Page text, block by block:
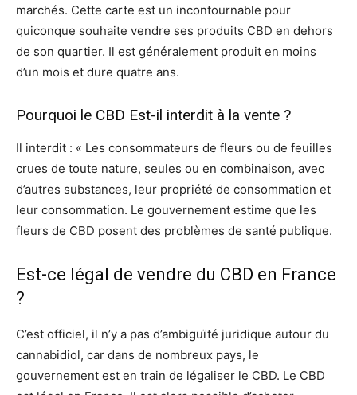
marchés. Cette carte est un incontournable pour
quiconque souhaite vendre ses produits CBD en dehors
de son quartier. Il est généralement produit en moins
d’un mois et dure quatre ans.
Pourquoi le CBD Est-il interdit à la vente ?
Il interdit : « Les consommateurs de fleurs ou de feuilles
crues de toute nature, seules ou en combinaison, avec
d’autres substances, leur propriété de consommation et
leur consommation. Le gouvernement estime que les
fleurs de CBD posent des problèmes de santé publique.
Est-ce légal de vendre du CBD en France
?
C’est officiel, il n’y a pas d’ambiguïté juridique autour du
cannabidiol, car dans de nombreux pays, le
gouvernement est en train de légaliser le CBD. Le CBD